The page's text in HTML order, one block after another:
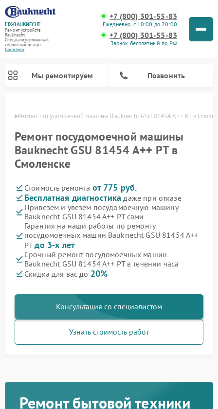
FIX-BAUKNECHT
Ремонт устройств
Bauknecht
Специализированный
cервисный центр г.
Смоленск
+7 (800) 301-55-83
Ежедневно, с 10:00 до 20:00
+7 (800) 301-55-83
Звонок бесплатный по РФ
Мы ремонтируем Позвонить
Ремонт посудомоечной машины Bauknecht GSU 81454 A++ PT в
Ремонт посудомоечной машины
Bauknecht GSU 81454 A++ PT в
Смоленске
Стоимость ремонта от 775 руб.
Бесплатная диагностика даже при отказе
Привезем и увезем посудомоечную машину
Bauknecht GSU 81454 A++ PT сами
Гарантия на наши работы по ремонту
посудомоечных машин Bauknecht GSU 81454 A++
PTдо 3-х лет
Срочный ремонт посудомоечных машин
Bauknecht GSU 81454 A++ PT в течении часа
Скидка для вас до 20%
Консультация со специалистом
Узнать стоимость работ
Ремонт бытовой техники